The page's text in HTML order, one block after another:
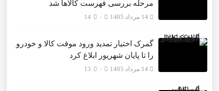
مرحله بررسی فهرست کالاها شد
14 مرداد 1405 14
گمرک اختیار تمدید ورود موقت کالا و خودرو
را تا پایان شهریور ابلاغ کرد
14 مرداد 1405 13